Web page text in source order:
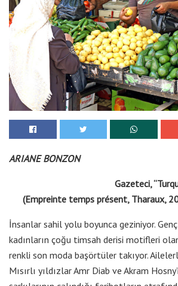
ARIANE BONZON
Gazeteci,
(Empreinte temps présent, Tharaux,
İnsanlar sahil yolu boyunca geziniyor.
kadınların çoğu timsah derisi motifleri
renkli son moda başörtüler takıyor.
Mısırlı yıldızlar Amr Diab ve Akram